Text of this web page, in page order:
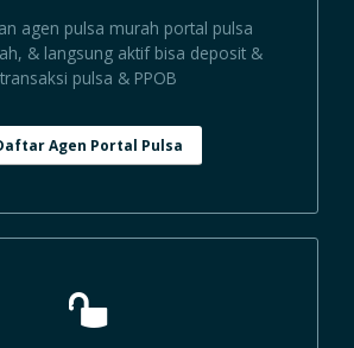
agen pulsa murah portal pulsa
& langsung aktif bisa deposit &
transaksi pulsa & PPOB
Agen Portal Pulsa